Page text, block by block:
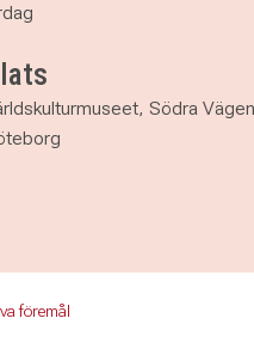
Södra
och dekorativa föremål
föremål